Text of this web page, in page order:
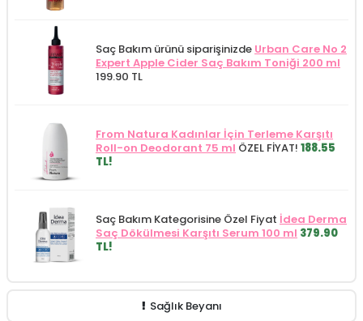
Saç Bakım ürünü siparişinizde Urban Care No 2
Expert Apple Cider Saç Bakım Toniği 200 ml
199.90 TL
From Natura Kadınlar İçin Terleme Karşıtı
Roll-on Deodorant 75 ml ÖZEL FİYAT! 188.55
TL!
Saç Bakım Kategorisine Özel Fiyat İdea Derma
Saç Dökülmesi Karşıtı Serum 100 ml 379.90
TL!
Sağlık Beyanı